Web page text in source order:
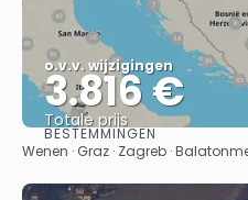
o.v.v. wijzigingen
3.816 €
Totale prijs
BESTEMMINGEN
Wenen · Graz · Zagreb ·